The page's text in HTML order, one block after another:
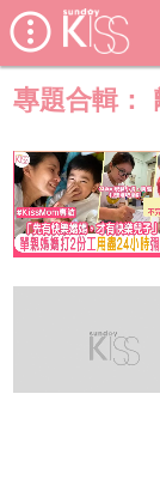
專題合輯：